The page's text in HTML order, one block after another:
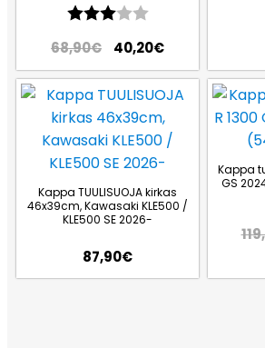
Arvio: 3.0 5:sta
68,90€ 40,20€
Kappa TUULISUOJA kirkas
46x39cm, Kawasaki KLE500 /
KLE500 SE 2026-
87,90€
Kappa
GS